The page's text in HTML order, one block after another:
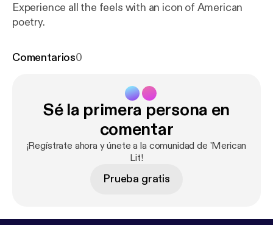
Experience all the feels with an icon of American
poetry.
Comentarios0
Sé la primera persona en
comentar
¡Regístrate ahora y únete a la comunidad de 'Merican
Lit!
Prueba gratis